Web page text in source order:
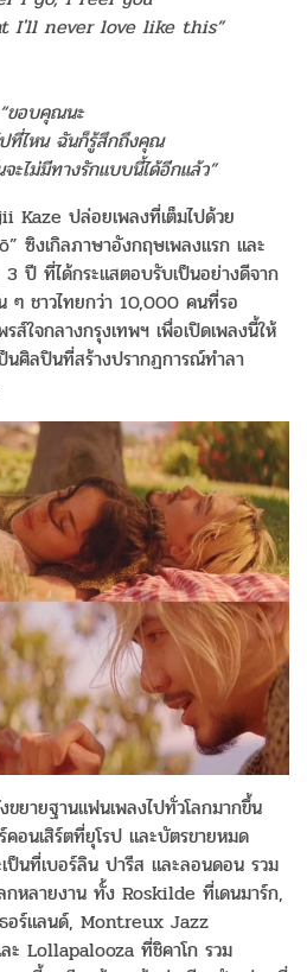
I'll never love like this”
“ขอบคุณนะ
ปที่ไหน ฉันก็รู้สึกถึงคุณ
ะไม่มีทางรักแบบนี้ได้อีกแล้ว”
Kaze ปล่อยเพลงที่เต็มไปด้วย
ซิงเกิลภาษาอังกฤษเพลงแรก และ
3 ปี ที่ได้กระแสตอบรับเป็นอย่างดีจาก
ๆ ชาวไทยกว่า 10,000 คนที่รอ
ส์ใจกลางกรุงเทพฯ เพื่อเปิดเพลงนี้ให้
ป็นศิลปินที่สร้างปรากฏการณ์ทำลา
ขยายฐานแฟนเพลงไปทั่วโลกมากขึ้น
อนเสิร์ตที่ยุโรป และบัตรขายหมด
เป็นที่เบอร์ลิน ปารีส และลอนดอน รวม
กหลายงาน ทั้ง Roskilde ที่เดนมาร์ก,
อร์แลนด์, Montreux Jazz
ะ Lollapalooza ที่ชิคาโก รวม